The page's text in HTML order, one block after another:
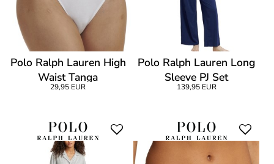
Polo Ralph Lauren High
Waist Tanga
29,95 EUR
Polo Ralph Lauren Long
Sleeve PJ Set
139,95 EUR